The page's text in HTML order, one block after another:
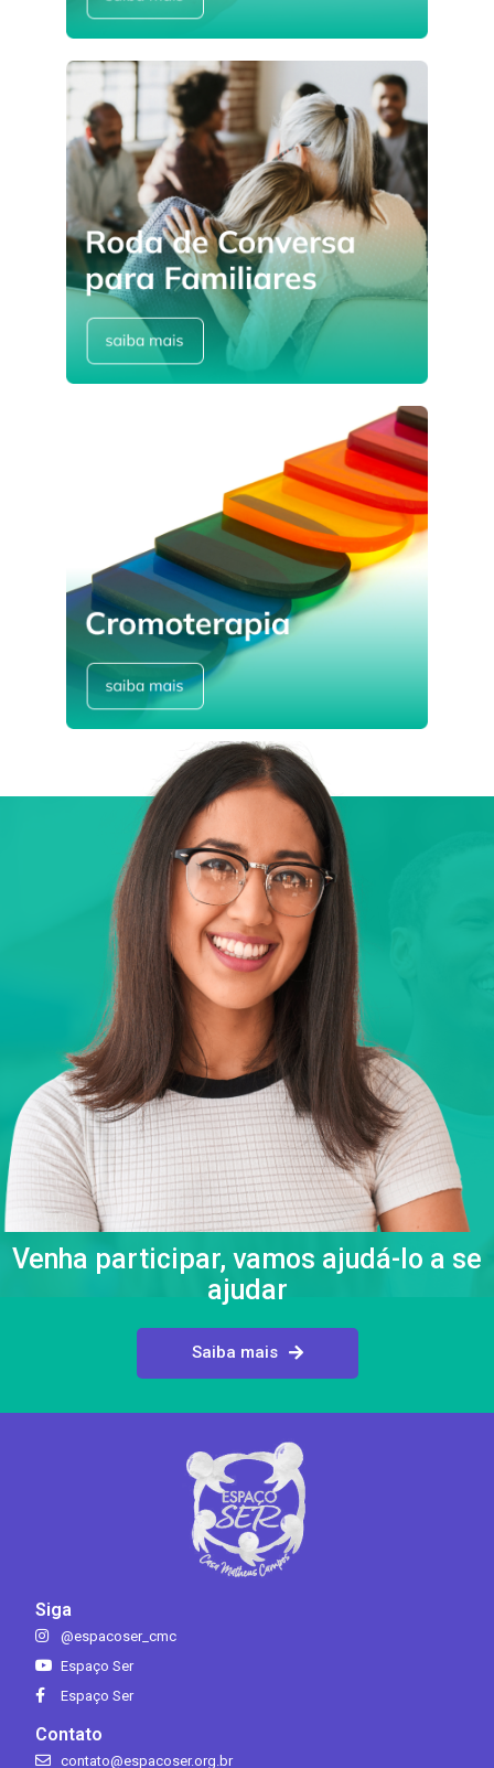
Venha participar, vamos ajudá-lo a se
ajudar
Saiba mais
Siga
@espacoser_cmc
Espaço Ser
Espaço Ser
Contato
contato@espacoser.org.br